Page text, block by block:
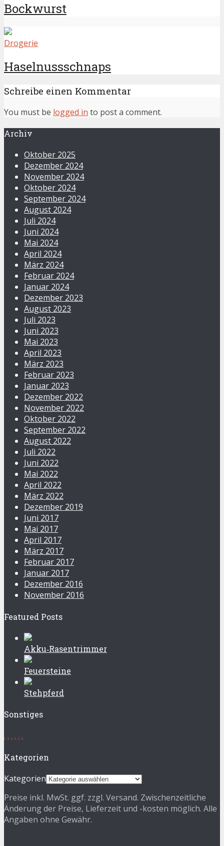
Bockwurst
Drogerie
Haselnussschnaps
Schreibe einen Kommentar
You must be logged in to post a comment.
Archiv
Oktober 2025
Dezember 2024
November 2024
Oktober 2024
September 2024
August 2024
Juli 2024
Juni 2024
Mai 2024
April 2024
März 2024
Februar 2024
Januar 2024
Dezember 2023
August 2023
Juli 2023
Juni 2023
Mai 2023
April 2023
März 2023
Februar 2023
Januar 2023
Dezember 2022
November 2022
Oktober 2022
September 2022
August 2022
Juli 2022
Juni 2022
Mai 2022
April 2022
März 2022
Dezember 2019
Juni 2017
Mai 2017
April 2017
März 2017
Februar 2017
Januar 2017
Dezember 2016
November 2016
Featured Posts
Akku‑Rasentrimmer
Feuersteine
Stehpferd
Sonstiges
. . . . . .
Kategorien
Kategorien
Preise inkl. MwSt. ggf. zzgl. Versand. Zwischenzeitliche
Änderung der Preise, Lieferzeit und -kosten möglich. Alle
Angaben ohne Gewähr.